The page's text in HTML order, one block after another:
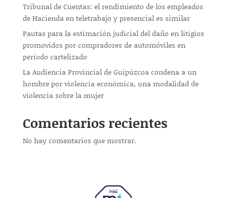
Tribunal de Cuentas: el rendimiento de los empleados
de Hacienda en teletrabajo y presencial es similar
Pautas para la estimación judicial del daño en litigios
promovidos por compradores de automóviles en
período cartelizado
La Audiencia Provincial de Guipúzcoa condena a un
hombre por violencia económica, una modalidad de
violencia sobre la mujer
Comentarios recientes
No hay comentarios que mostrar.